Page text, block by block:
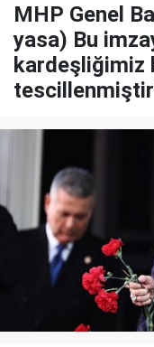
MHP Genel
yasa) Bu
kardeşliğimiz